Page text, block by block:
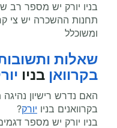
בניו יורק יש מספר רב
תחנות ההשכרה יש צי
ומשוכלל
שאלות
בקרוואן בניו
האם נדרש רישיון נהיגה
בקרוואנים בניו יורק?
בניו יורק יש מספר